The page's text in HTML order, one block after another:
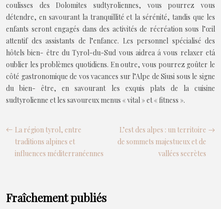
coulisses des Dolomites sudtyroliennes, vous pourrez vous
détendre, en savourant la tranquillité et la sérénité, tandis que les
enfants seront engagés dans des activités de récréation sous l’œil
attentif des assistants de l’enfance. Les personnel spécialisé des
hôtels bien- être du Tyrol-du-Sud vous aidrea á vous relaxer etá
oublier les problèmes quotidiens. En outre, vous pourrez goûter le
côté gastronomique de vos vacances sur l’Alpe de Siusi sous le signe
du bien- être, en savourant les exquis plats de la cuisine
sudtyrolienne et les savoureux menus « vital » et « fitness ».
La région tyrol, entre
traditions alpines et
influences méditerranéennes
L’est des alpes : un territoire
de sommets majestueux et de
vallées secrètes
Fraîchement publiés